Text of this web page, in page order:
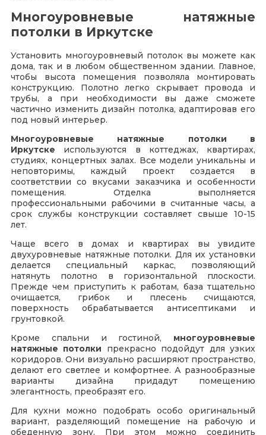
Многоуровневые натяжные
потолки в Иркутске
Установить многоуровневый потолок вы можете как
дома, так и в любом общественном здании. Главное,
чтобы высота помещения позволяла монтировать
конструкцию. Полотно легко скрывает провода и
трубы, а при необходимости вы даже сможете
частично изменить дизайн потолка, адаптировав его
под новый интерьер.
Многоуровневые натяжные потолки в
Иркутске используются в коттеджах, квартирах,
студиях, концертных залах. Все модели уникальны и
неповторимы, каждый проект создается в
соответствии со вкусами заказчика и особенности
помещения. Отделка выполняется
профессиональными рабочими в считанные часы, а
срок службы конструкции составляет свыше 10-15
лет.
Чаще всего в домах и квартирах вы увидите
двухуровневые натяжные потолки. Для их установки
делается специальный каркас, позволяющий
натянуть полотно в горизонтальной плоскости.
Прежде чем приступить к работам, база тщательно
очищается, грибок и плесень счищаются,
поверхность обрабатывается антисептиками и
грунтовкой.
Кроме спальни и гостиной, многоуровневые
натяжные потолки прекрасно подойдут для узких
коридоров. Они визуально расширяют пространство,
делают его светлее и комфортнее. А разнообразные
варианты дизайна придадут помещению
элегантность, преобразят его.
Для кухни можно подобрать особо оригинальный
вариант, разделяющий помещение на рабочую и
обеденную зону. При этом можно соединить